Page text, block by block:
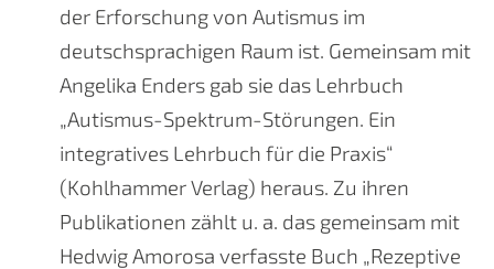
der Erforschung von Autismus im
deutschsprachigen Raum ist. Gemeinsam mit
Angelika Enders gab sie das Lehrbuch
„Autismus-Spektrum-Störungen. Ein
integratives Lehrbuch für die Praxis“
(Kohlhammer Verlag) heraus. Zu ihren
Publikationen zählt u. a. das gemeinsam mit
Hedwig Amorosa verfasste Buch „Rezeptive